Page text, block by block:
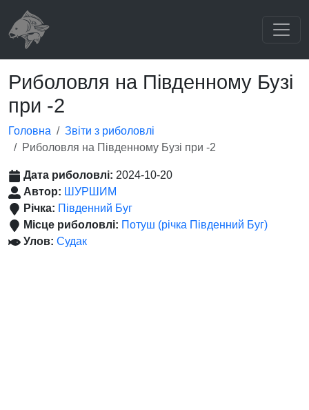
Риболовля на Південному Бузі
при -2
Головна
Звіти з риболовлі
Риболовля на Південному Бузі при -2
Дата риболовлі: 2024-10-20
Автор: ШУРШИМ
Річка: Південний Буг
Місце риболовлі: Потуш (річка Південний Буг)
Улов: Судак